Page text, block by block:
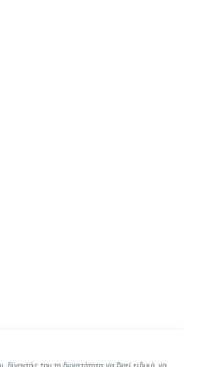
του τη δυνατότητα να βρεί ειδικό, να